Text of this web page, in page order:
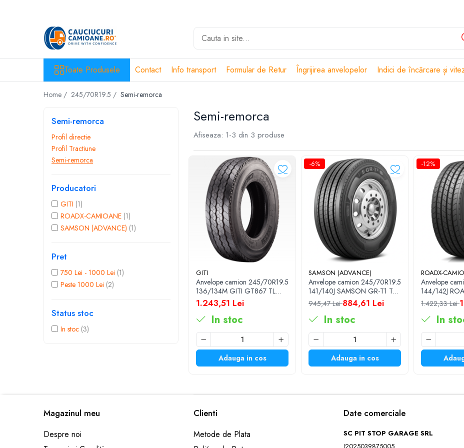
Toate Produsele
Tractiune
Profil Tractiune
Profil directie
Profil directie
Profil Tractiune
Profil directie
Profil Tractiune
Profil directie
225/75R19.5
235/75R17.5
Profil directie
Toate Produsele Contact Info transport Formular de Retur Îngrijirea anvelopelor Indici de încărcare și
Home / 245/70R19.5 / Semi-remorca
Semi-remorca
Semi-remorca
Profil directie
Profil Tractiune
Semi-remorca
Producatori
GITI (1)
ROADX-CAMIOANE (1)
SAMSON (ADVANCE) (1)
Pret
750 Lei - 1000 Lei (1)
Peste 1000 Lei (2)
Status stoc
In stoc (3)
Afiseaza: 1-3 din 3 produse
GITI
Anvelope camion 245/70R19.5
136/134M GITI GT867 TL
16PR M+S 3PMSF
1.243,51 Lei
In stoc
Adauga in cos
-6%
SAMSON (ADVANCE)
Anvelope camion 245/70R19.5
141/140J SAMSON GR-T1 TL
18PR M+S 3PMSF
945,47 Lei884,61 Lei
In stoc
Adauga in cos
-12%
ROADX-
Anvelope
144/142J
1.422,33 Lei
In
Magazinul meu
Despre noi
Clienti
Metode de Plata
Date comerciale
SC PIT STOP GARAGE SRL